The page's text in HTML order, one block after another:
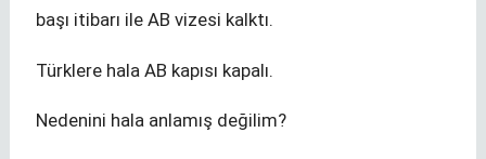
başı itibarı ile AB vizesi kalktı.
Türklere hala AB kapısı kapalı.
Nedenini hala anlamış değilim?